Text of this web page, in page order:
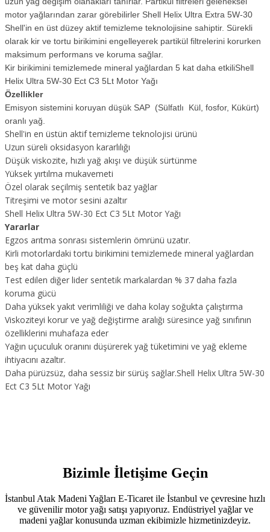
motor yağlarından zarar görebilirler Shell Helix Ultra Extra 5W-30
Shell'in en üst düzey aktif temizleme teknolojisine sahiptir. Sürekli
olarak kir ve tortu birikimini engelleyerek partikül filtrelerini korurken
maksimum performans ve koruma sağlar.
Kir birikimini temizlemede mineral yağlardan 5 kat daha etkiliShell
Helix Ultra 5W-30 Ect C3 5Lt Motor Yağı
Özellikler
Emisyon sistemini koruyan düşük SAP (Sülfatlı Kül, fosfor, Kükürt)
oranlı yağ.
Shell'in en üstün aktif temizleme teknolojisi ürünü
Uzun süreli oksidasyon kararlılığı
Düşük viskozite, hızlı yağ akışı ve düşük sürtünme
Yüksek yırtılma mukavemeti
Özel olarak seçilmiş sentetik baz yağlar
Titreşimi ve motor sesini azaltır
Shell Helix Ultra 5W-30 Ect C3 5Lt Motor Yağı
Yararlar
Egzos arıtma sonrası sistemlerin ömrünü uzatır.
Kirli motorlardaki tortu birikimini temizlemede mineral yağlardan
beş kat daha güçlü
Test edilen diğer lider sentetik markalardan % 37 daha fazla
koruma gücü
Daha yüksek yakıt verimliliği ve daha kolay soğukta çalıştırma
Viskoziteyi korur ve yağ değiştirme aralığı süresince yağ sınıfının
özelliklerini muhafaza eder
Yağın uçuculuk oranını düşürerek yağ tüketimini ve yağ ekleme
ihtiyacını azaltır.
Daha pürüzsüz, daha sessiz bir sürüş sağlar.Shell Helix Ultra 5W-30
Ect C3 5Lt Motor Yağı
Bizimle İletişime Geçin
İstanbul Atak Madeni Yağları E-Ticaret ile İstanbul ve çevresine hızlı
ve güvenilir motor yağı satışı yapıyoruz. Endüstriyel yağlar ve
madeni yağlar konusunda uzman ekibimizle hizmetinizdeyiz.